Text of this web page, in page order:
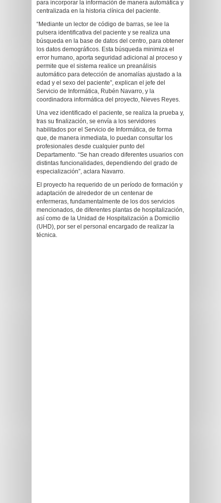
para incorporar la información de manera automática y
centralizada en la historia clínica del paciente.
“Mediante un lector de código de barras, se lee la
pulsera identificativa del paciente y se realiza una
búsqueda en la base de datos del centro, para obtener
los datos demográficos. Esta búsqueda minimiza el
error humano, aporta seguridad adicional al proceso y
permite que el sistema realice un preanálisis
automático para detección de anomalías ajustado a la
edad y el sexo del paciente”, explican el jefe del
Servicio de Informática, Rubén Navarro, y la
coordinadora informática del proyecto, Nieves Reyes.
Una vez identificado el paciente, se realiza la prueba y,
tras su finalización, se envía a los servidores
habilitados por el Servicio de Informática, de forma
que, de manera inmediata, lo puedan consultar los
profesionales desde cualquier punto del
Departamento. “Se han creado diferentes usuarios con
distintas funcionalidades, dependiendo del grado de
especialización”, aclara Navarro.
El proyecto ha requerido de un período de formación y
adaptación de alrededor de un centenar de
enfermeras, fundamentalmente de los dos servicios
mencionados, de diferentes plantas de hospitalización,
así como de la Unidad de Hospitalización a Domicilio
(UHD), por ser el personal encargado de realizar la
técnica.